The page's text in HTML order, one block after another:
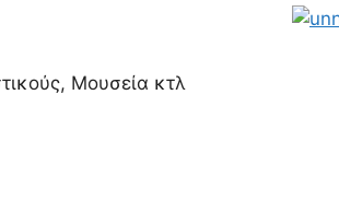
Μουσεία κτλ